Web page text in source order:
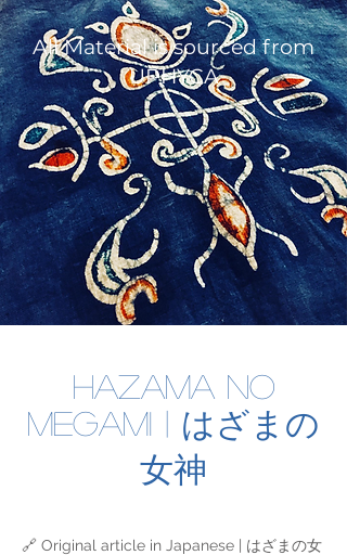
All Material is sourced from
UPHYCA
Hazama no
Megami | はざまの
女神
🔗 Original article in Japanese | はざまの女